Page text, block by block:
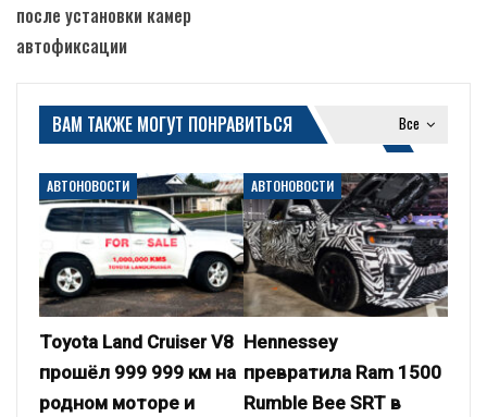
после установки камер
автофиксации
Все
ВАМ ТАКЖЕ МОГУТ ПОНРАВИТЬСЯ
АВТОНОВОСТИ
Toyota Land Cruiser V8
прошёл 999 999 км на
родном моторе и
АВТОНОВОСТИ
Hennessey
превратила Ram 1500
Rumble Bee SRT в